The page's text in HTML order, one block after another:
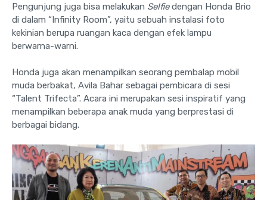
Pengunjung juga bisa melakukan Selfiedengan Honda Brio
di dalam “Infinity Room”, yaitu sebuah instalasi foto
kekinian berupa ruangan kaca dengan efek lampu
berwarna-warni.
Honda juga akan menampilkan seorang pembalap mobil
muda berbakat, Avila Bahar sebagai pembicara di sesi
“Talent Trifecta”. Acara ini merupakan sesi inspiratif yang
menampilkan beberapa anak muda yang berprestasi di
berbagai bidang.